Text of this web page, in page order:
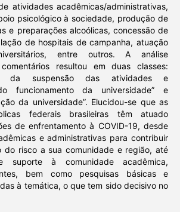
atividades acadêmicas/administrativas,
psicológico à sociedade, produção de
e preparações alcoólicas, concessão de
de hospitais de campanha, atuação
entre outros. A análise
resultou em duas classes:
da suspensão das atividades e
funcionamento da universidade” e
da universidade”. Elucidou-se que as
federais brasileiras têm atuado
de enfrentamento à COVID-19, desde
e administrativas para contribuir
do risco a sua comunidade e região, até
suporte à comunidade acadêmica,
bem como pesquisas básicas e
à temática, o que tem sido decisivo no